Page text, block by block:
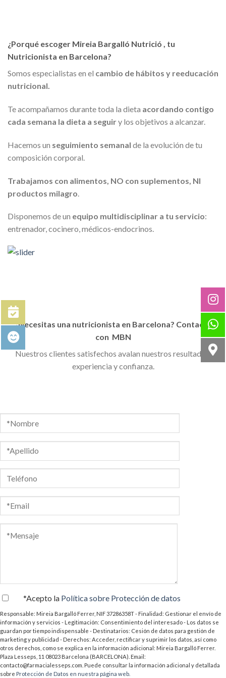
¿Porqué escoger Mireia Bargalló Nutrició , tu
Nutricionista en Barcelona?
Somos especialistas en el cambio de hábitos y reeducación
nutricional.
Te acompañamos durante toda la dieta acordando contigo
cada semana la dieta a seguiry los objetivos a alcanzar.
Hacemos un seguimiento semanal de la evolución de tu
composición corporal.
Trabajamos con alimentos, NO con suplementos, NI
productos milagro
Disponemos de un equipo multidisciplinar a tu servicio:
entrenador, cocinero, médicos-endocrinos.
¿Necesitas una nutricionista en Barcelona? Contacta
con MBN
Nuestros clientes satisfechos avalan nuestros resultados,
experiencia y confianza.
*Acepto la Política sobre Protección de datos
Responsable: Mireia Bargalló Ferrer, NIF 37286358T - Finalidad: Gestionar el envío de
información y servicios - Legitimación: Consentimiento del interesado - Los datos se
guardan por tiempo indispensable - Destinatarios: Cesión de datos para gestión de
marketing y publicidad - Derechos: Acceder, rectificar y suprimir los datos, así como
otros derechos, como se explica en la información adicional: Mireia Bargalló Ferrer.
Plaza Lesseps, 11 08023 Barcelona (BARCELONA). Email:
contacto@farmacialesseps.com. Puede consultar la información adicional y detallada
sobre Protección de Datos en nuestra página web.